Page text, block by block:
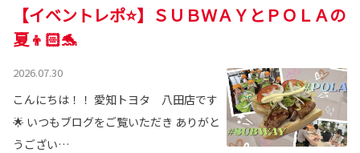
【イベントレポ⭐】ＳＵＢＷＡＹとＰＯＬＡの
夏👦🏻🐬
2026.07.30
こんにちは！！ 愛知トヨタ 八田店です
🌟 いつもブログをご覧いただき ありがと
うござい…